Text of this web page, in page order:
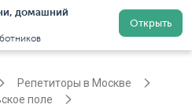
домашний
Открыть
Регистрация
Репетиторы в Москве
поле